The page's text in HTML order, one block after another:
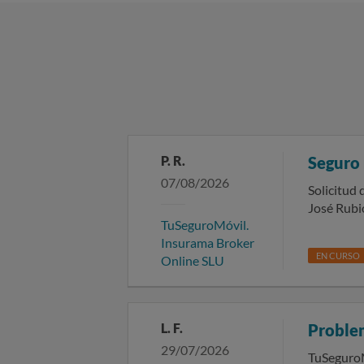
P. R.
07/08/2026
TuSeguroMóvil.
Insurama Broker
Online SLU
Seguro
Solicitud
José
recibido
ausencia
EN CURSO
L. F.
29/07/2026
TuSeguroMóvil.